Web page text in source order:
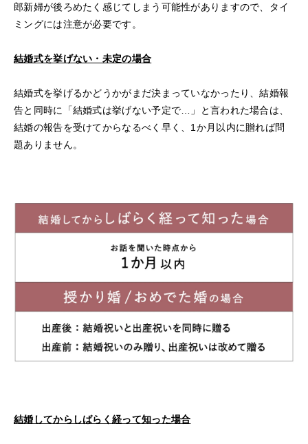
郎新婦が後ろめたく感じてしまう可能性がありますので、タイ
ミングには注意が必要です。
結婚式を挙げない・未定の場合
結婚式を挙げるかどうかがまだ決まっていなかったり、結婚報
告と同時に「結婚式は挙げない予定で…」と言われた場合は、
結婚の報告を受けてからなるべく早く、1か月以内に贈れば問
題ありません。
結婚してからしばらく経って知った場合